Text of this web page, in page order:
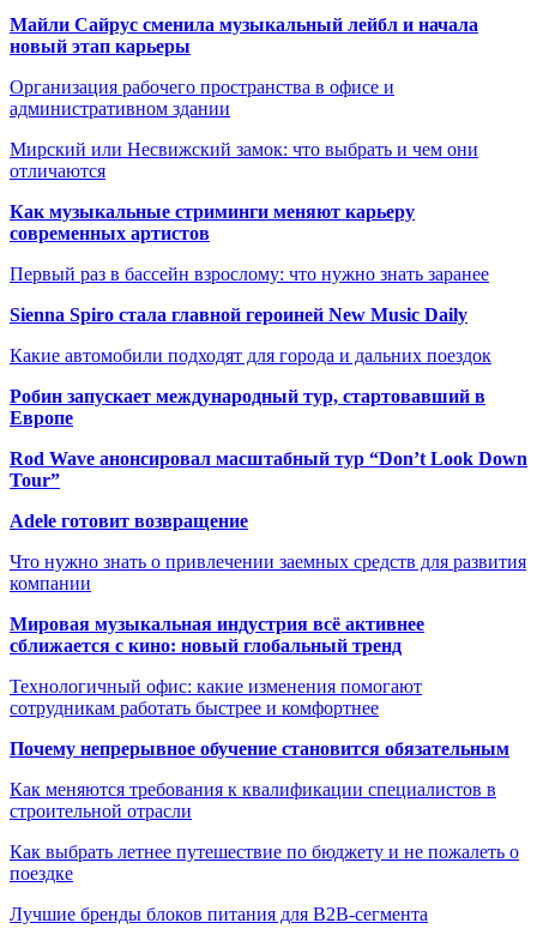
Майли Сайрус сменила музыкальный лейбл и начала
новый этап карьеры
Организация рабочего пространства в офисе и
административном здании
Мирский или Несвижский замок: что выбрать и чем они
отличаются
Как музыкальные стриминги меняют карьеру
современных артистов
Первый раз в бассейн взрослому: что нужно знать заранее
Sienna Spiro стала главной героиней New Music Daily
Какие автомобили подходят для города и дальних поездок
Робин запускает международный тур, стартовавший в
Европе
Rod Wave анонсировал масштабный тур “Don’t Look Down
Tour”
Adele готовит возвращение
Что нужно знать о привлечении заемных средств для развития
компании
Мировая музыкальная индустрия всё активнее
сближается с кино: новый глобальный тренд
Технологичный офис: какие изменения помогают
сотрудникам работать быстрее и комфортнее
Почему непрерывное обучение становится обязательным
Как меняются требования к квалификации специалистов в
строительной отрасли
Как выбрать летнее путешествие по бюджету и не пожалеть о
поездке
Лучшие бренды блоков питания для B2B-сегмента